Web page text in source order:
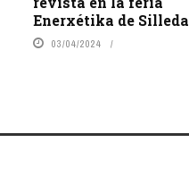
Enerxétika de Silleda
03/04/2024